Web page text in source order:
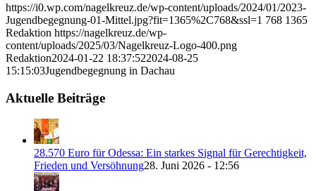
https://i0.wp.com/nagelkreuz.de/wp-content/uploads/2024/01/2023-
Jugendbegegnung-01-Mittel.jpg?fit=1365%2C768&ssl=1 768 1365
Redaktion https://nagelkreuz.de/wp-
content/uploads/2025/03/Nagelkreuz-Logo-400.png
Redaktion2024-01-22 18:37:522024-08-25
15:15:03Jugendbegegnung in Dachau
Aktuelle Beiträge
28.570 Euro für Odessa: Ein starkes Signal für Gerechtigkeit,
Frieden und Versöhnung28. Juni 2026 - 12:56